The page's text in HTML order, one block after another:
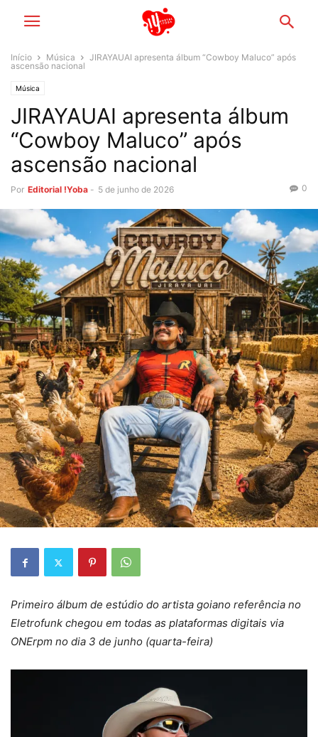
Início Música
JIRAYAUAI apresenta álbum “Cowboy Maluco” após
ascensão nacional
Música
JIRAYAUAI apresenta álbum
“Cowboy Maluco” após
ascensão nacional
Por Editorial !Yoba - 5 de junho de 2026 0
Primeiro álbum de estúdio do artista goiano referência no
Eletrofunk chegou em todas as plataformas digitais via
ONErpm no dia 3 de junho (quarta-feira)